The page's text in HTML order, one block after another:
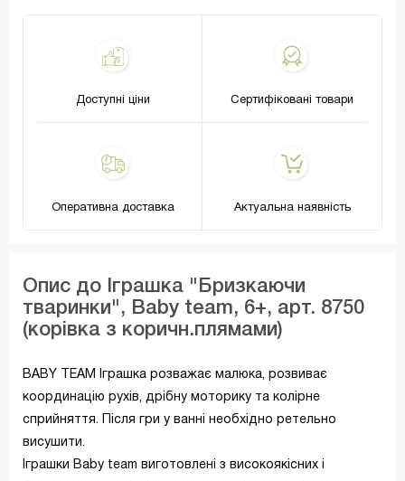
Доступні ціни Сертифіковані товари
Оперативна доставка Актуальна наявність
Опис до Іграшка "Бризкаючи
тваринки", Baby team, 6+, арт. 8750
(корівка з коричн.плямами)
BABY TEAM Іграшка розважає малюка, розвиває
координацію рухів, дрібну моторику та колірне
сприйняття. Після гри у ванні необхідно ретельно
висушити.
Іграшки Baby team виготовлені ​​з високоякісних і